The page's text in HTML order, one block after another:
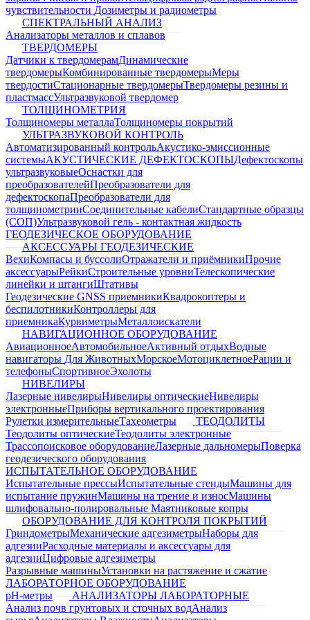
чувствительности Дозиметры и радиометры
СПЕКТРАЛЬНЫЙ АНАЛИЗ
Анализаторы металлов и сплавов
ТВЕРДОМЕРЫ
Датчики к твердомерамДинамические
твердомерыКомбинированные твердомерыМеры
твердостиСтационарные твердомерыТвердомеры резины и
пластмассУльтразвуковой твердомер
ТОЛЩИНОМЕТРИЯ
Толщиномеры металлаТолщиномеры покрытий
УЛЬТРАЗВУКОВОЙ КОНТРОЛЬ
Автоматизированный контрольАкустико-эмиссионные
системыАКУСТИЧЕСКИЕ ДЕФЕКТОСКОПЫДефектоскопы
ультразвуковыеОснастки для
преобразователейПреобразователи для
дефектоскопаПреобразователи для
толщинометрииСоединительные кабелиСтандартные образцы
(СОП)Ультразвуковой гель - контактная жидкость
ГЕОДЕЗИЧЕСКОЕ ОБОРУДОВАНИЕ
АКСЕССУАРЫ ГЕОДЕЗИЧЕСКИЕ
ВехиКомпасы и буссолиОтражатели и приёмникиПрочие
аксессуарыРейкиСтроительные уровниТелескопические
линейки и штангиШтативы
Геодезические GNSS приемникиКвадрокоптеры и
беспилотникиКонтроллеры для
приемникаКурвиметрыМеталлоискатели
НАВИГАЦИОННОЕ ОБОРУДОВАНИЕ
АвиационноеАвтомобильноеАктивный отдыхВодные
навигаторы Для ЖивотныхМорскоеМотоциклетноеРации и
телефоныСпортивноеЭхолоты
НИВЕЛИРЫ
Лазерные нивелирыНивелиры оптическиеНивелиры
электронныеПриборы вертикального проектирования
Рулетки измерительныеТахеометры
ТЕОДОЛИТЫ
Теодолиты оптическиеТеодолиты электронные
Трассопоисковое оборудованиеЛазерные дальномерыПоверка
геодезического оборудования
ИСПЫТАТЕЛЬНОЕ ОБОРУДОВАНИЕ
Испытательные прессыИспытательные стендыМашины для
испытание пружинМашины на трение и износМашины
шлифовально-полировальные Маятниковые копры
ОБОРУДОВАНИЕ ДЛЯ КОНТРОЛЯ ПОКРЫТИЙ
ГриндометрыМеханические адгезиметрыНаборы для
адгезииРасходные материалы и аксессуары для
адгезииЦифровые адгезиметры
Разрывные машиныУстановки на растяжение и сжатие
ЛАБОРАТОРНОЕ ОБОРУДОВАНИЕ
pH-метры
АНАЛИЗАТОРЫ ЛАБОРАТОРНЫЕ
Анализ почв грунтовых и сточных водАнализ